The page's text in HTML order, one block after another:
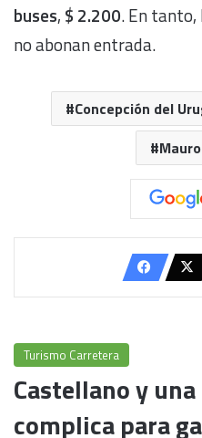
buses, $ 2.200. En tanto,
no abonan entrada.
Concepción del